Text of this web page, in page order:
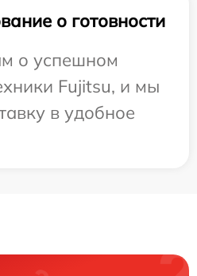
о готовности
о успешном
Fujitsu, и мы
в удобное